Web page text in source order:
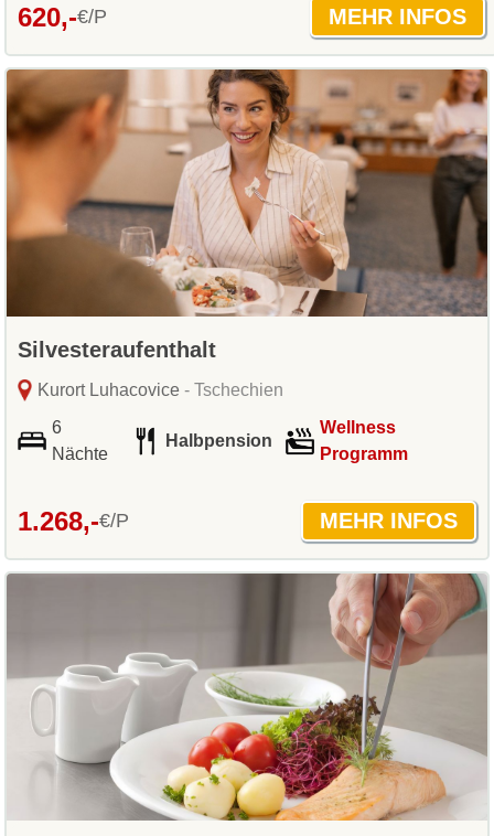
620,-€/P
Silvesteraufenthalt
Kurort Luhacovice- Tschechien
6
Nächte
Halbpension
Wellness
Programm
1.268,-€/P